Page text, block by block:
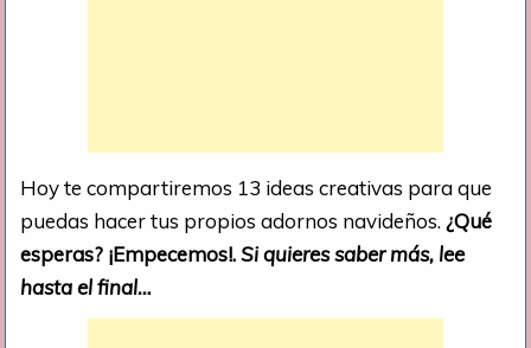
Hoy te compartiremos 13 ideas creativas para que
puedas hacer tus propios adornos navideños. ¿Qué
esperas? ¡Empecemos!.Si quieres saber más, lee
hasta el final…